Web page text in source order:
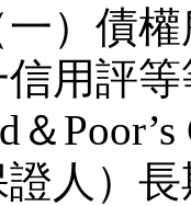
）債
用評
＆
證人）